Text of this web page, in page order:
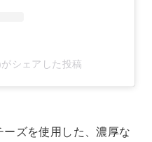
シェアした投稿
ズを使用した、濃厚な